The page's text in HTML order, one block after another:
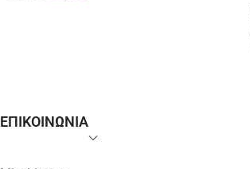
ΕΠΙΚΟΙΝΩΝΙΑ